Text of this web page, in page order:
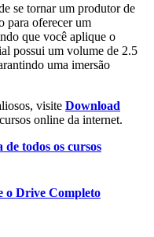
se tornar um produtor de
para oferecer um
que você aplique o
possui um volume de 2.5
uma imersão
visite Download
online da internet.
de todos os cursos
o Drive Completo